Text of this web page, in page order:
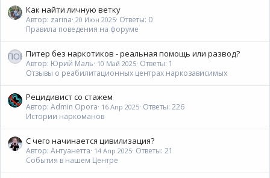
Как найти личную ветку
Автор: zarina 20 Июн 2025 Ответы: 0
Правила поведения на форуме
Питер без наркотиков - реальная помощь или развод?
Автор: Юрий Маль 10 Май 2025 Ответы: 1
Отзывы о реабилитационных центрах наркозависимых
Рецидивист со стажем
Автор: Admin Opora 16 Апр 2025 Ответы: 226
Истории наркоманов
С чего начинается цивилизация?
Автор: Антуанетта 14 Апр 2025 Ответы: 21
События в нашем Центре